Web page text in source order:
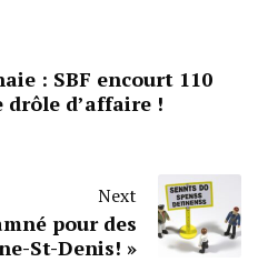
: SBF encourt 110
drôle d’affaire !
Next
pour des
St-Denis! »